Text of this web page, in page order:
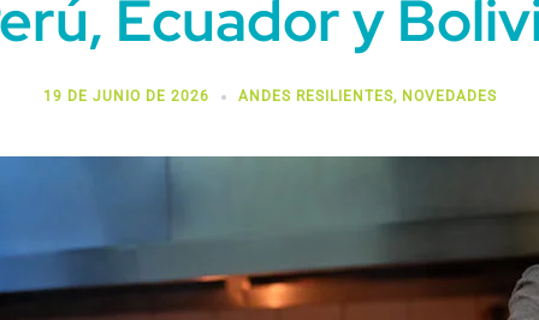
Ecuador y
19 DE JUNIO DE 2026 ANDES RESILIENTES, NOVEDADES